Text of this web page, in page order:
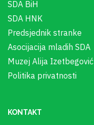
SDA BiH
SDA HNK
Predsjednik stranke
Asocijacija mladih SDA
Muzej Alija Izetbegović
Politika privatnosti
KONTAKT